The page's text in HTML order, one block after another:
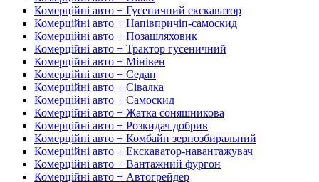
Комерційні авто + Гусеничний екскаватор
Комерційні авто + Напівпричіп-самоскид
Комерційні авто + Позашляховик
Комерційні авто + Трактор гусеничний
Комерційні авто + Мінівен
Комерційні авто + Седан
Комерційні авто + Сівалка
Комерційні авто + Самоскид
Комерційні авто + Жатка соняшникова
Комерційні авто + Розкидач добрив
Комерційні авто + Комбайн зернозбиральний
Комерційні авто + Екскаватор-навантажувач
Комерційні авто + Вантажний фургон
Комерційні авто + Автогрейдер